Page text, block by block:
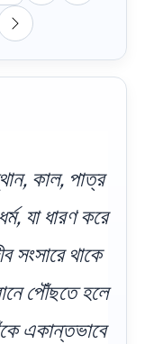
কাল, পাত্র
যা ধারণ করে
সংসারে থাকে
পৌঁছতে হলে
একান্তভাবে